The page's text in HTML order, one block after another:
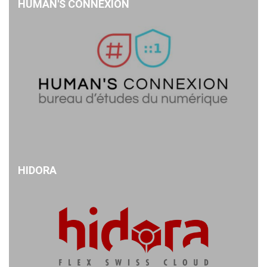
HUMAN'S CONNEXION
HIDORA